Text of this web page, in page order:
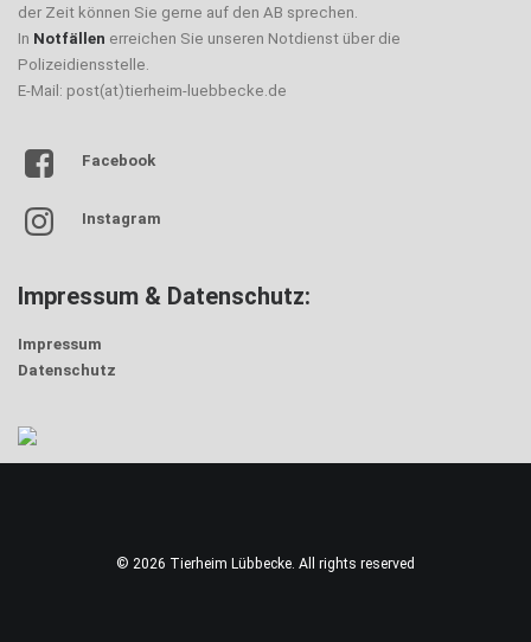
der Zeit können Sie gerne auf den AB sprechen.
In Notfällen erreichen Sie unseren Notdienst über die
Polizeidiensstelle.
E-Mail: post(at)tierheim-luebbecke.de
Facebook
Instagram
Impressum & Datenschutz:
Impressum
Datenschutz
© 2026 Tierheim Lübbecke. All rights reserved